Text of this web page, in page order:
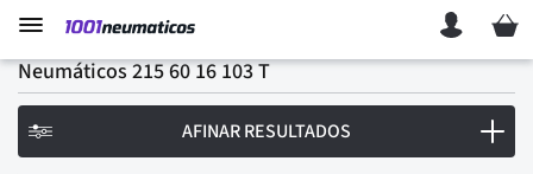
Mi
Neumáticos 215 60 16 103 T
AFINAR RESULTADOS